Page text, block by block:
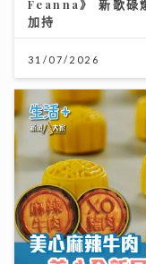
Feanna》 新歌碌
加持
31/07/2026